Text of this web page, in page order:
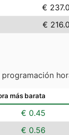
€
€
más barata
€ 0.45
€ 0.56